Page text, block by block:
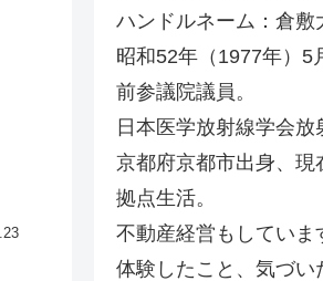
ハンドルネーム：倉敷
昭和52年（1977年）5
前参議院議員。
日本医学放射線学会放
京都府京都市出身、現
拠点生活。
不動産経営もしていま
体験したこと、気づい